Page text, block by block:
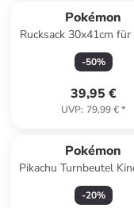
Pokémon
Rucksack 30x41cm für
und Freizeit
-50%
39,95 €
UVP: 79,99 €*
Pokémon
Pikachu Turnbeutel
Tunnelzug und
Schwarz
-20%